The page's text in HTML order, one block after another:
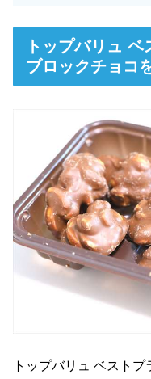
トップバリュ
ブロックチョコ
トップバリュ ベスト